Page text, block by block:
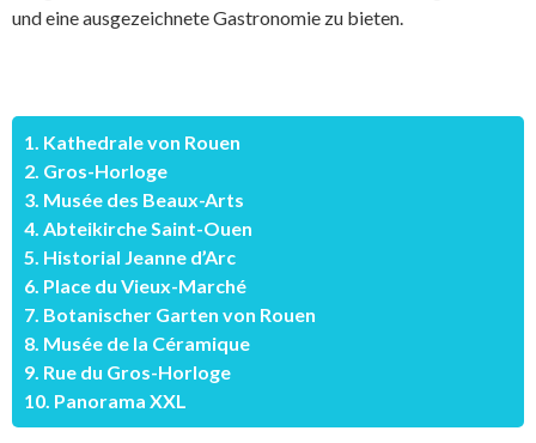
und eine ausgezeichnete Gastronomie zu bieten.
1. Kathedrale von Rouen
2. Gros-Horloge
3. Musée des Beaux-Arts
4. Abteikirche Saint-Ouen
5. Historial Jeanne d’Arc
6. Place du Vieux-Marché
7. Botanischer Garten von Rouen
8. Musée de la Céramique
9. Rue du Gros-Horloge
10. Panorama XXL